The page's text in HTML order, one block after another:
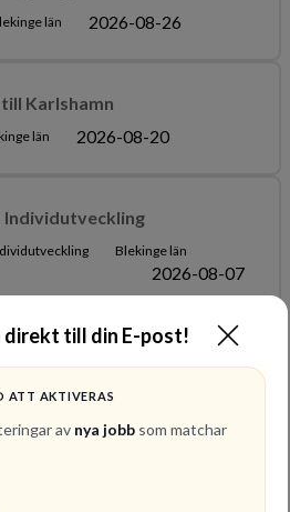
direkt till din E-post!
ATT AKTIVERAS
av nya jobb som matchar
län 2026-08-26
Karlshamn
län 2026-08-20
Individutveckling
Blekinge län
2026-08-07